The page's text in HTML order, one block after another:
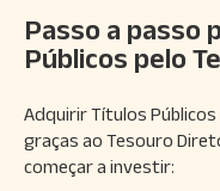
Passo a passo
Públicos pelo
Adquirir Títulos
graças ao Tesouro
começar a investir: